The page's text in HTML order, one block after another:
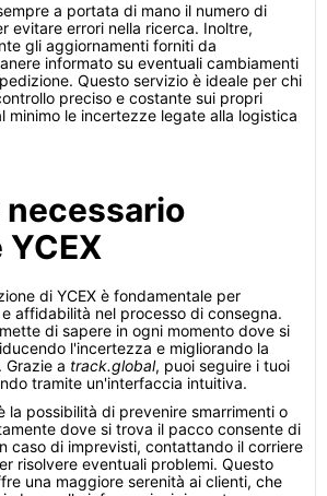
a portata di mano il numero di
evitare errori nella ricerca. Inoltre,
gli aggiornamenti forniti da
informato su eventuali cambiamenti
Questo servizio è ideale per chi
preciso e costante sui propri
minimo le incertezze legate alla logistica
necessario
di YCEX è fondamentale per
affidabilità nel processo di consegna.
di sapere in ogni momento dove si
l'incertezza e migliorando la
a track.global, puoi seguire i tuoi
tramite un'interfaccia intuitiva.
la possibilità di prevenire smarrimenti o
dove si trova il pacco consente di
caso di imprevisti, contattando il corriere
risolvere eventuali problemi. Questo
una maggiore serenità ai clienti, che